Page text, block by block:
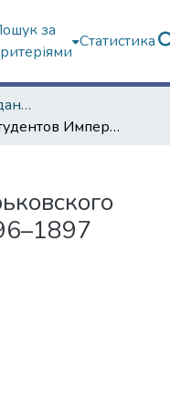
за
Статистика
9. Рідкісні та цінні видання
Список студентов Императорского Харьковского университета на 1896–1897 академический год